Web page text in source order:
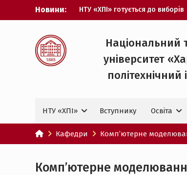
Новини:
НТУ «ХПІ» готується до виборів
ректора
Всеукраїнський фестиваль
ХПІ уклав угоду про
ДержНДІ технологій
Випускник ХПІ став
У Верховній Раді за участю ХПІ
обговорили перспективи
іспанського технологічного
партнерства
Національний
університет
політехнічний
НТУ «ХПІ» Вступнику Освіта
Кафедри Комп’ютерне
Комп’ютерне